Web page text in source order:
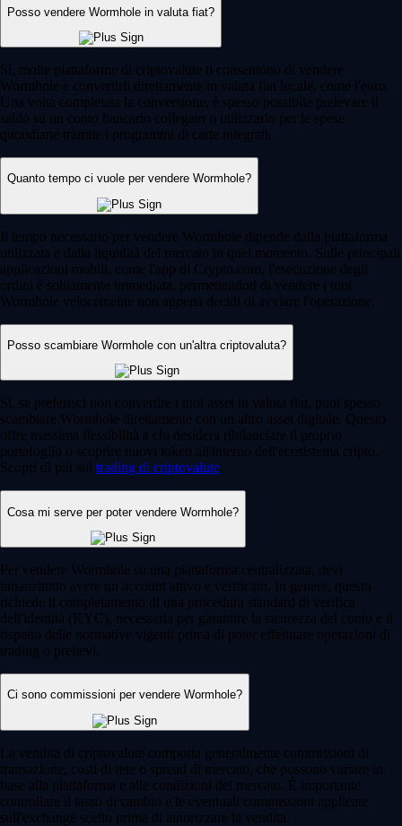
Posso vendere Wormhole in valuta fiat?
Sì, molte piattaforme di criptovalute ti consentono di vendere
Wormhole e convertirli direttamente in valuta fiat locale, come l'euro.
Una volta completata la conversione, è spesso possibile prelevare il
saldo su un conto bancario collegato o utilizzarlo per le spese
quotidiane tramite i programmi di carte integrati.
Quanto tempo ci vuole per vendere Wormhole?
Il tempo necessario per vendere Wormhole dipende dalla piattaforma
utilizzata e dalla liquidità del mercato in quel momento. Sulle principali
applicazioni mobili, come l'app di Crypto.com, l'esecuzione degli
ordini è solitamente immediata, permettendoti di vendere i tuoi
Wormhole velocemente non appena decidi di avviare l'operazione.
Posso scambiare Wormhole con un'altra criptovaluta?
Sì, se preferisci non convertire i tuoi asset in valuta fiat, puoi spesso
scambiare Wormhole direttamente con un altro asset digitale. Questo
offre massima flessibilità a chi desidera ribilanciare il proprio
portafoglio o scoprire nuovi token all'interno dell'ecosistema cripto.
Scopri di più sul trading di criptovalute
Cosa mi serve per poter vendere Wormhole?
Per vendere Wormhole su una piattaforma centralizzata, devi
innanzitutto avere un account attivo e verificato. In genere, questo
richiede il completamento di una procedura standard di verifica
dell'identità (KYC), necessaria per garantire la sicurezza del conto e il
rispetto delle normative vigenti prima di poter effettuare operazioni di
trading o prelievi.
Ci sono commissioni per vendere Wormhole?
La vendita di criptovalute comporta generalmente commissioni di
transazione, costi di rete o spread di mercato, che possono variare in
base alla piattaforma e alle condizioni del mercato. È importante
controllare il tasso di cambio e le eventuali commissioni applicate
sull'exchange scelto prima di autorizzare la vendita.